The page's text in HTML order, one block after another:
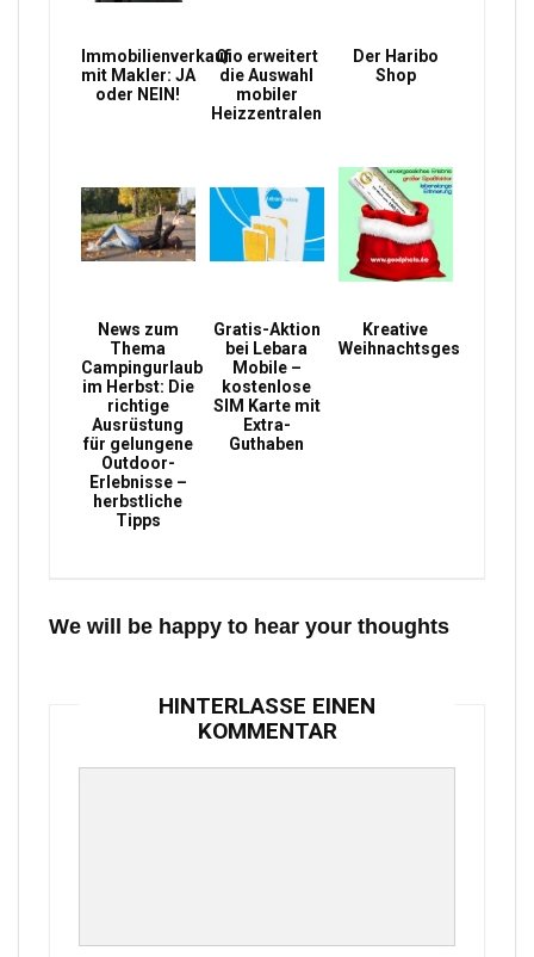
Immobilienverkauf
mit Makler: JA
oder NEIN!
Qio erweitert
die Auswahl
mobiler
Heizzentralen
Der Haribo
Shop
News zum
Thema
Campingurlaub
im Herbst: Die
richtige
Ausrüstung
für gelungene
Outdoor-
Erlebnisse –
herbstliche
Tipps
Gratis-Aktion
bei Lebara
Mobile –
kostenlose
SIM Karte mit
Extra-
Guthaben
Kreative
Weihnachtsgeschenke
We will be happy to hear your thoughts
HINTERLASSE EINEN
KOMMENTAR